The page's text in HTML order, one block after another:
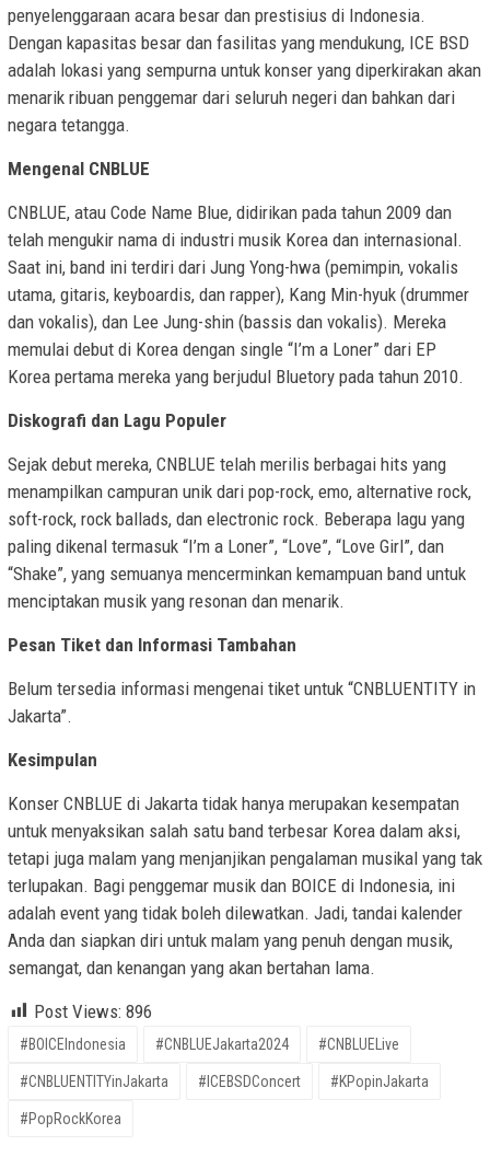
penyelenggaraan acara besar dan prestisius di Indonesia.
Dengan kapasitas besar dan fasilitas yang mendukung, ICE BSD
adalah lokasi yang sempurna untuk konser yang diperkirakan akan
menarik ribuan penggemar dari seluruh negeri dan bahkan dari
negara tetangga.
Mengenal CNBLUE
CNBLUE, atau Code Name Blue, didirikan pada tahun 2009 dan
telah mengukir nama di industri musik Korea dan internasional.
Saat ini, band ini terdiri dari Jung Yong-hwa (pemimpin, vokalis
utama, gitaris, keyboardis, dan rapper), Kang Min-hyuk (drummer
dan vokalis), dan Lee Jung-shin (bassis dan vokalis). Mereka
memulai debut di Korea dengan single “I’m a Loner” dari EP
Korea pertama mereka yang berjudul Bluetory pada tahun 2010.
Diskografi dan Lagu Populer
Sejak debut mereka, CNBLUE telah merilis berbagai hits yang
menampilkan campuran unik dari pop-rock, emo, alternative rock,
soft-rock, rock ballads, dan electronic rock. Beberapa lagu yang
paling dikenal termasuk “I’m a Loner”, “Love”, “Love Girl”, dan
“Shake”, yang semuanya mencerminkan kemampuan band untuk
menciptakan musik yang resonan dan menarik.
Pesan Tiket dan Informasi Tambahan
Belum tersedia informasi mengenai tiket untuk “CNBLUENTITY in
Jakarta”.
Kesimpulan
Konser CNBLUE di Jakarta tidak hanya merupakan kesempatan
untuk menyaksikan salah satu band terbesar Korea dalam aksi,
tetapi juga malam yang menjanjikan pengalaman musikal yang tak
terlupakan. Bagi penggemar musik dan BOICE di Indonesia, ini
adalah event yang tidak boleh dilewatkan. Jadi, tandai kalender
Anda dan siapkan diri untuk malam yang penuh dengan musik,
semangat, dan kenangan yang akan bertahan lama.
Post Views: 896
#BOICEIndonesia #CNBLUEJakarta2024 #CNBLUELive
#CNBLUENTITYinJakarta #ICEBSDConcert #KPopinJakarta
#PopRockKorea